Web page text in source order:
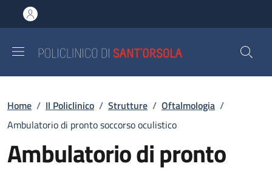
al contenuto principale
to footer content
Briciole di pane
Home / Il Policlinico / Strutture / Oftalmologia /
Ambulatorio di pronto soccorso oculistico
Ambulatorio di pronto